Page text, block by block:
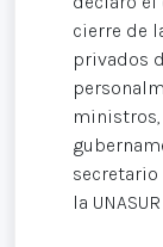
cierre de
privados
secretario
la